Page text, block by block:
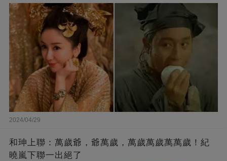
2024/04/29
和珅上聯：萬歲爺，爺萬歲，萬歲萬歲萬萬歲！紀
曉嵐下聯一出絕了